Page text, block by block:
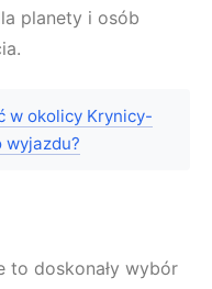
planety i osób
w okolicy Krynicy-
wyjazdu?
to doskonały wybór